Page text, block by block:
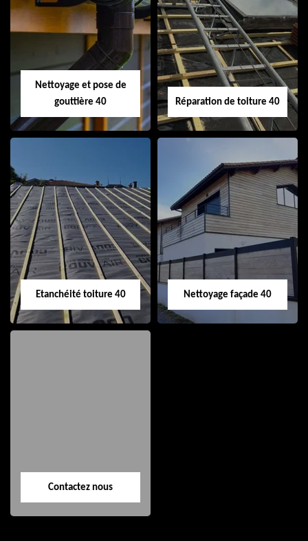
Isolation de toiture
40
Peinture sur tuile
40
Nettoyage et pose de
gouttière 40
Nettoyage et pose
de gouttière 40
Réparation de toiture 40
Réparation de
toiture 40
Etanchéité toiture 40 Nettoyage façade 40
Contactez nous